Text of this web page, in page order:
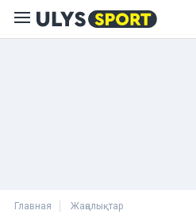
Главная Жаңалықтар